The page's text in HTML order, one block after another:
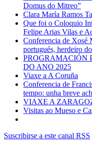
Domus do Mitreo”
Clara María Ramos
Que foi o Coloquio
Felipe Arias Vilas e
Conferencia de Xosé
portugués, herdeiro
PROGRAMACIÓN
DO ANO 2025
Viaxe a A Coruña
Conferencia de
tempo: unha breve
VIAXE A
Visitas ao Mueso e
Suscribirse a este canal RSS